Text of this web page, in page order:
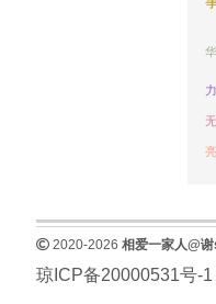
2020-2026相爱一家人@
琼ICP备20000531号-1